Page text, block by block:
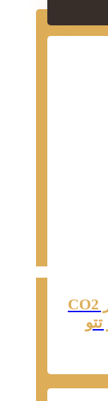
تفاوت لیزر کیوسوئیچ و لیزر CO2